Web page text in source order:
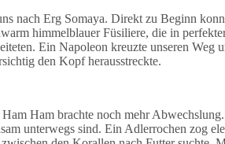
nach Erg Somaya. Direkt zu Beginn
himmelblauer Füsiliere, die in
Ein Napoleon kreuzte unseren
den Kopf herausstreckte.
Ham brachte noch mehr
unterwegs sind. Ein Adlerrochen zog